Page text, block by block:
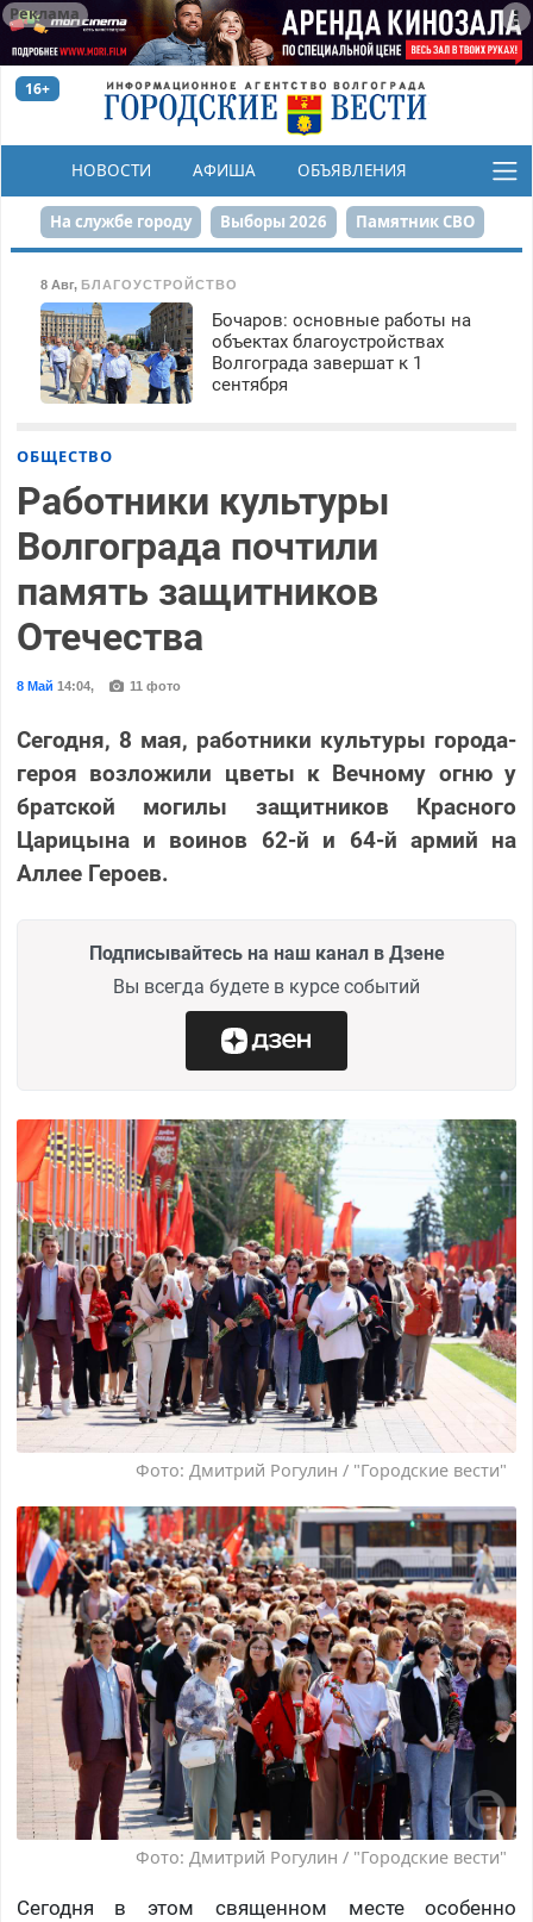
Реклама
16+
НОВОСТИ АФИША ОБЪЯВЛЕНИЯ
КОНКУРСЫ
На службе городу Выборы 2026 Памятник СВО
Сталинград в сердце
Набережная День Победы Реконструкция ЦПКиО
80-летие Победы Парк Героев-летчиков
8 Авг, БЛАГОУСТРОЙСТВО
Бочаров: основные работы на
объектах благоустройствах
Волгограда завершат к 1
сентября
ОБЩЕСТВО
Работники культуры
Волгограда почтили
память защитников
Отечества
8 Май 14:04, 11 фото
Сегодня, 8 мая, работники культуры города-
героя возложили цветы к Вечному огню у
братской могилы защитников Красного
Царицына и воинов 62-й и 64-й армий на
Аллее Героев.
Подписывайтесь на наш канал в Дзене
Вы всегда будете в курсе событий
Фото: Дмитрий Рогулин / "Городские вести"
Фото: Дмитрий Рогулин / "Городские вести"
Сегодня в этом священном месте особенно